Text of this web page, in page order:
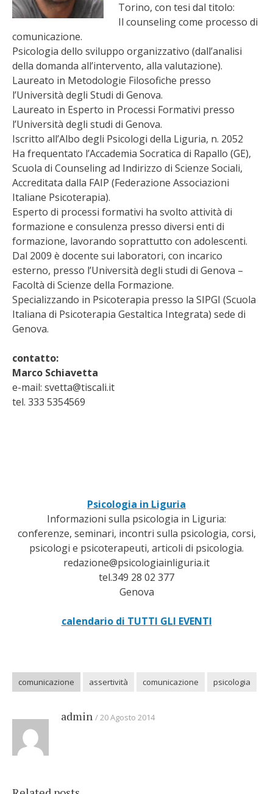
Torino, con tesi dal titolo:
Il counseling come processo di
comunicazione.
Psicologia dello sviluppo organizzativo (dall’analisi
della domanda all’intervento, alla valutazione).
Laureato in Metodologie Filosofiche presso
l’Università degli Studi di Genova.
Laureato in Esperto in Processi Formativi presso
l’Università degli studi di Genova.
Iscritto all’Albo degli Psicologi della Liguria, n. 2052
Ha frequentato l’Accademia Socratica di Rapallo (GE),
Scuola di Counseling ad Indirizzo di Scienze Sociali,
Accreditata dalla FAIP (Federazione Associazioni
Italiane Psicoterapia).
Esperto di processi formativi ha svolto attività di
formazione e consulenza presso diversi enti di
formazione, lavorando soprattutto con adolescenti.
Dal 2009 è docente sui laboratori, con incarico
esterno, presso l’Università degli studi di Genova –
Facoltà di Scienze della Formazione.
Specializzando in Psicoterapia presso la SIPGI (Scuola
Italiana di Psicoterapia Gestaltica Integrata) sede di
Genova.
contatto:
Marco Schiavetta
e-mail: svetta@tiscali.it
tel. 333 5354569
Psicologia in Liguria
Informazioni sulla psicologia in Liguria:
conferenze, seminari, incontri sulla psicologia, corsi,
psicologi e psicoterapeuti, articoli di psicologia.
redazione@psicologiainliguria.it
tel.349 28 02 377
Genova
calendario di TUTTI GLI EVENTI
comunicazione assertività comunicazione psicologia
admin 20 Agosto 2014